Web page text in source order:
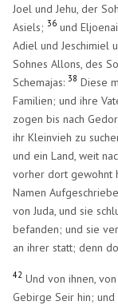
Joel und Jehu, der
Asiels;36 und
Adiel und Jeschimiel
Sohnes Allons, des
Schemajas:38 Diese
Familien; und ihre
zogen bis nach
ihr Kleinvieh zu
und ein Land, weit
vorher dort gewohnt
Namen
von Juda, und sie
befanden; und sie
an ihrer statt; denn
42 Und von ihnen,
Gebirge Seir hin; und